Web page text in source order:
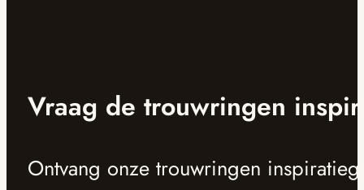
Vraag de trouwringen
Ontvang onze trouwringen